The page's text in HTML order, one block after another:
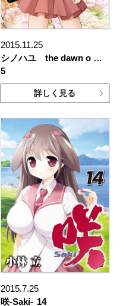
2015.11.25
シノハユ the dawn o …
5
詳しく見る
2015.7.25
咲-Saki- 14